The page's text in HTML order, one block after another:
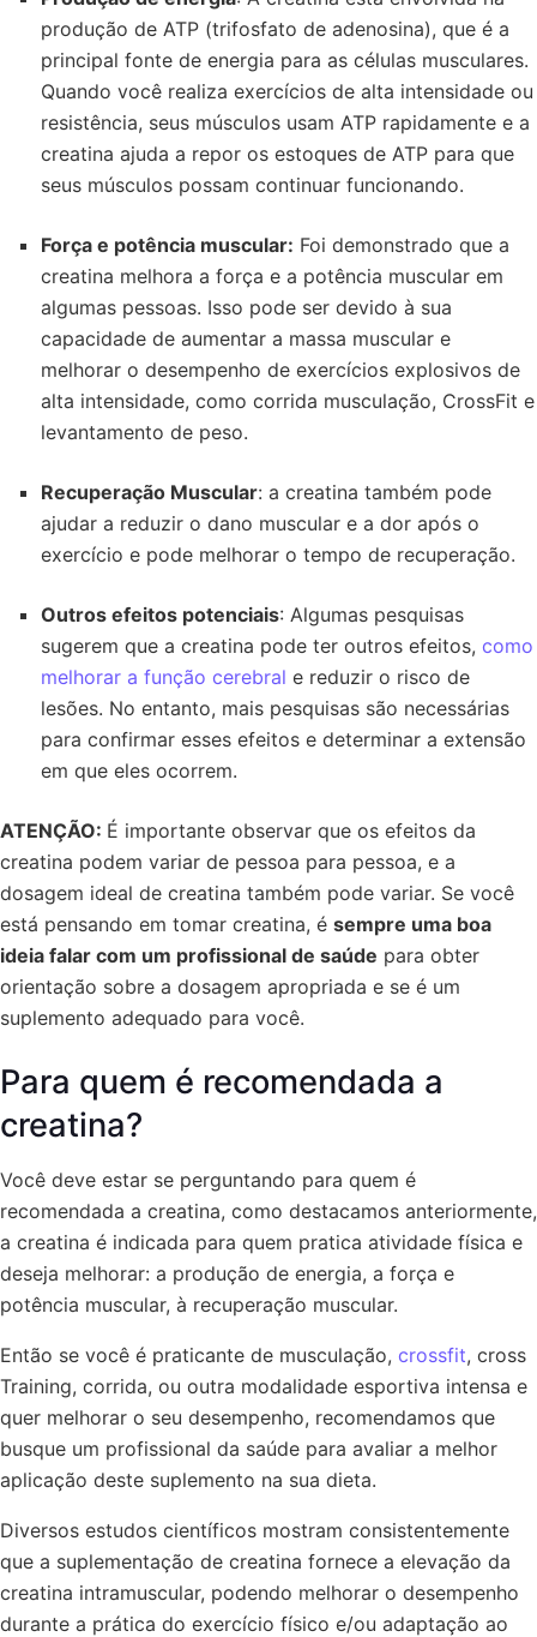
produção de ATP (trifosfato de adenosina), que é a
principal fonte de energia para as células musculares.
Quando você realiza exercícios de alta intensidade ou
resistência, seus músculos usam ATP rapidamente e a
creatina ajuda a repor os estoques de ATP para que
seus músculos possam continuar funcionando.
Força e potência muscular: Foi demonstrado que a
creatina melhora a força e a potência muscular em
algumas pessoas. Isso pode ser devido à sua
capacidade de aumentar a massa muscular e
melhorar o desempenho de exercícios explosivos de
alta intensidade, como corrida musculação, CrossFit e
levantamento de peso.
Recuperação Muscular: a creatina também pode
ajudar a reduzir o dano muscular e a dor após o
exercício e pode melhorar o tempo de recuperação.
Outros efeitos potenciais: Algumas pesquisas
sugerem que a creatina pode ter outros efeitos,como
melhorar a função cerebral e reduzir o risco de
lesões. No entanto, mais pesquisas são necessárias
para confirmar esses efeitos e determinar a extensão
em que eles ocorrem.
ATENÇÃO: É importante observar que os efeitos da
creatina podem variar de pessoa para pessoa, e a
dosagem ideal de creatina também pode variar. Se você
está pensando em tomar creatina, é sempre uma boa
ideia falar com um profissional de saúde para obter
orientação sobre a dosagem apropriada e se é um
suplemento adequado para você.
Para quem é recomendada a
creatina?
Você deve estar se perguntando para quem é
recomendada a creatina, como destacamos anteriormente,
a creatina é indicada para quem pratica atividade física e
deseja melhorar: a produção de energia, a força e
potência muscular, à recuperação muscular.
Então se você é praticante de musculação, crossfit, cross
Training, corrida, ou outra modalidade esportiva intensa e
quer melhorar o seu desempenho, recomendamos que
busque um profissional da saúde para avaliar a melhor
aplicação deste suplemento na sua dieta.
Diversos estudos científicos mostram consistentemente
que a suplementação de creatina fornece a elevação da
creatina intramuscular, podendo melhorar o desempenho
durante a prática do exercício físico e/ou adaptação ao